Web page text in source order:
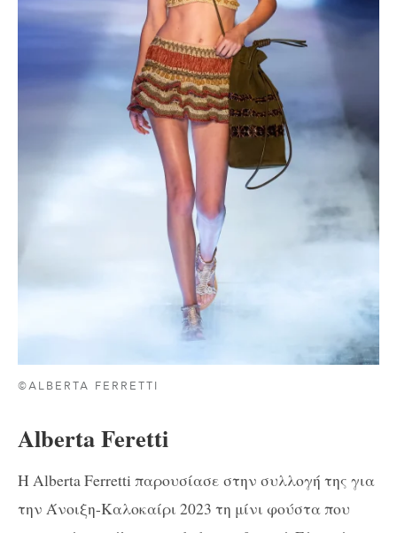
©ALBERTA FERRETTI
Alberta Feretti
Η Alberta Ferretti παρουσίασε στην συλλογή της για
την Άνοιξη-Καλοκαίρι 2023 τη μίνι φούστα που